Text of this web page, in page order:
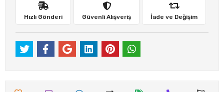
Hızlı Gönderi Güvenli Alışveriş İade ve Değişim